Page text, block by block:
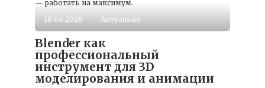
— работать на максимум.
18.04.2026
Актуально
Blender как
профессиональный
инструмент для 3D
моделирования и анимации